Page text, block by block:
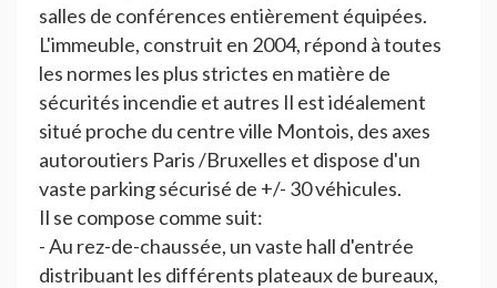
salles de conférences entièrement équipées.
L'immeuble, construit en 2004, répond à toutes
les normes les plus strictes en matière de
sécurités incendie et autres Il est idéalement
situé proche du centre ville Montois, des axes
autoroutiers Paris /Bruxelles et dispose d'un
vaste parking sécurisé de +/- 30 véhicules.
Il se compose comme suit:
- Au rez-de-chaussée, un vaste hall d'entrée
distribuant les différents plateaux de bureaux,